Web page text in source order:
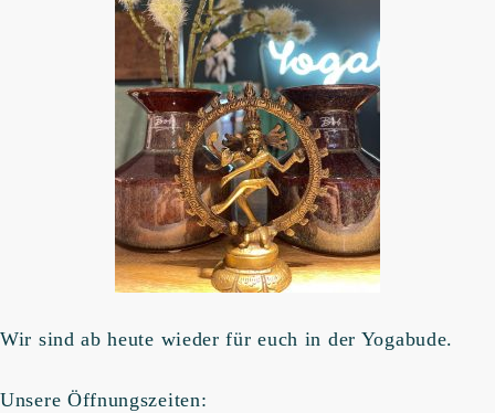
Wir sind ab heute wieder für euch in der Yogabude.
Unsere Öffnungszeiten: